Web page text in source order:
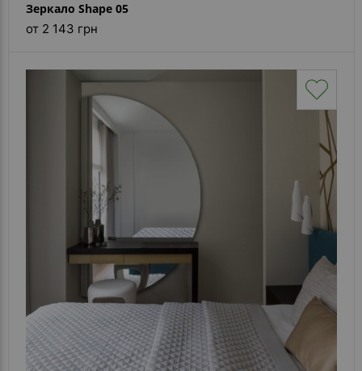
Зеркало Shape 05
от 2 143 грн